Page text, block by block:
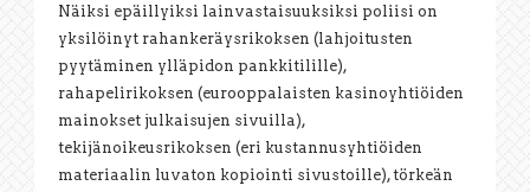
Näiksi epäillyiksi lainvastaisuuksiksi poliisi on
yksilöinyt rahankeräysrikoksen (lahjoitusten
pyytäminen ylläpidon pankkitilille),
rahapelirikoksen (eurooppalaisten kasinoyhtiöiden
mainokset julkaisujen sivuilla),
tekijänoikeusrikoksen (eri kustannusyhtiöiden
materiaalin luvaton kopiointi sivustoille), törkeän